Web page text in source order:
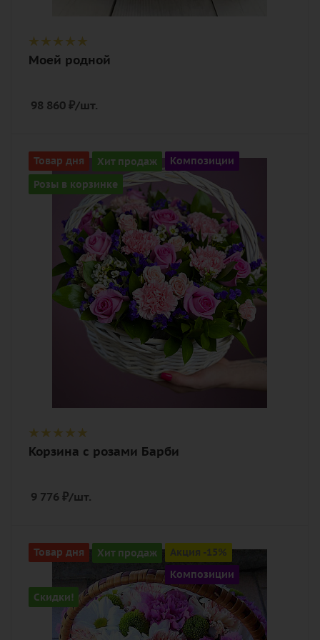
Моей родной
98 860 ₽/шт.
Товар дня Хит продаж Композиции
Розы в корзинке
Цвет
нежный, разноцветный, розовый,
фиолетовый
Описание
гвоздика (диантус), роза, роза
кустовая, статица, хамелациум,
рускус, оазис, корзина
Корзина с розами Барби
9 776 ₽/шт.
Товар дня Хит продаж
Акция -15%
Композиции
Скидки!
Цвет
белый, нежный, разноцветный,
розовый
Описание
гвоздика (диантус), хризантема